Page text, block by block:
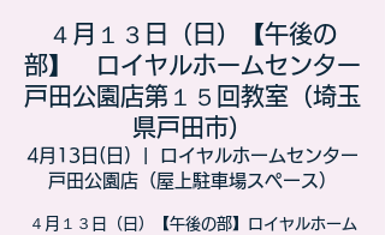
４月１３日（日）【午後の
部】 ロイヤルホームセンター
戸田公園店第１５回教室（埼玉
県戸田市）
4月13日(日)
ロイヤルホームセンター
戸田公園店（屋上駐車場スペース）
４月１３日（日）【午後の部】ロイヤルホーム